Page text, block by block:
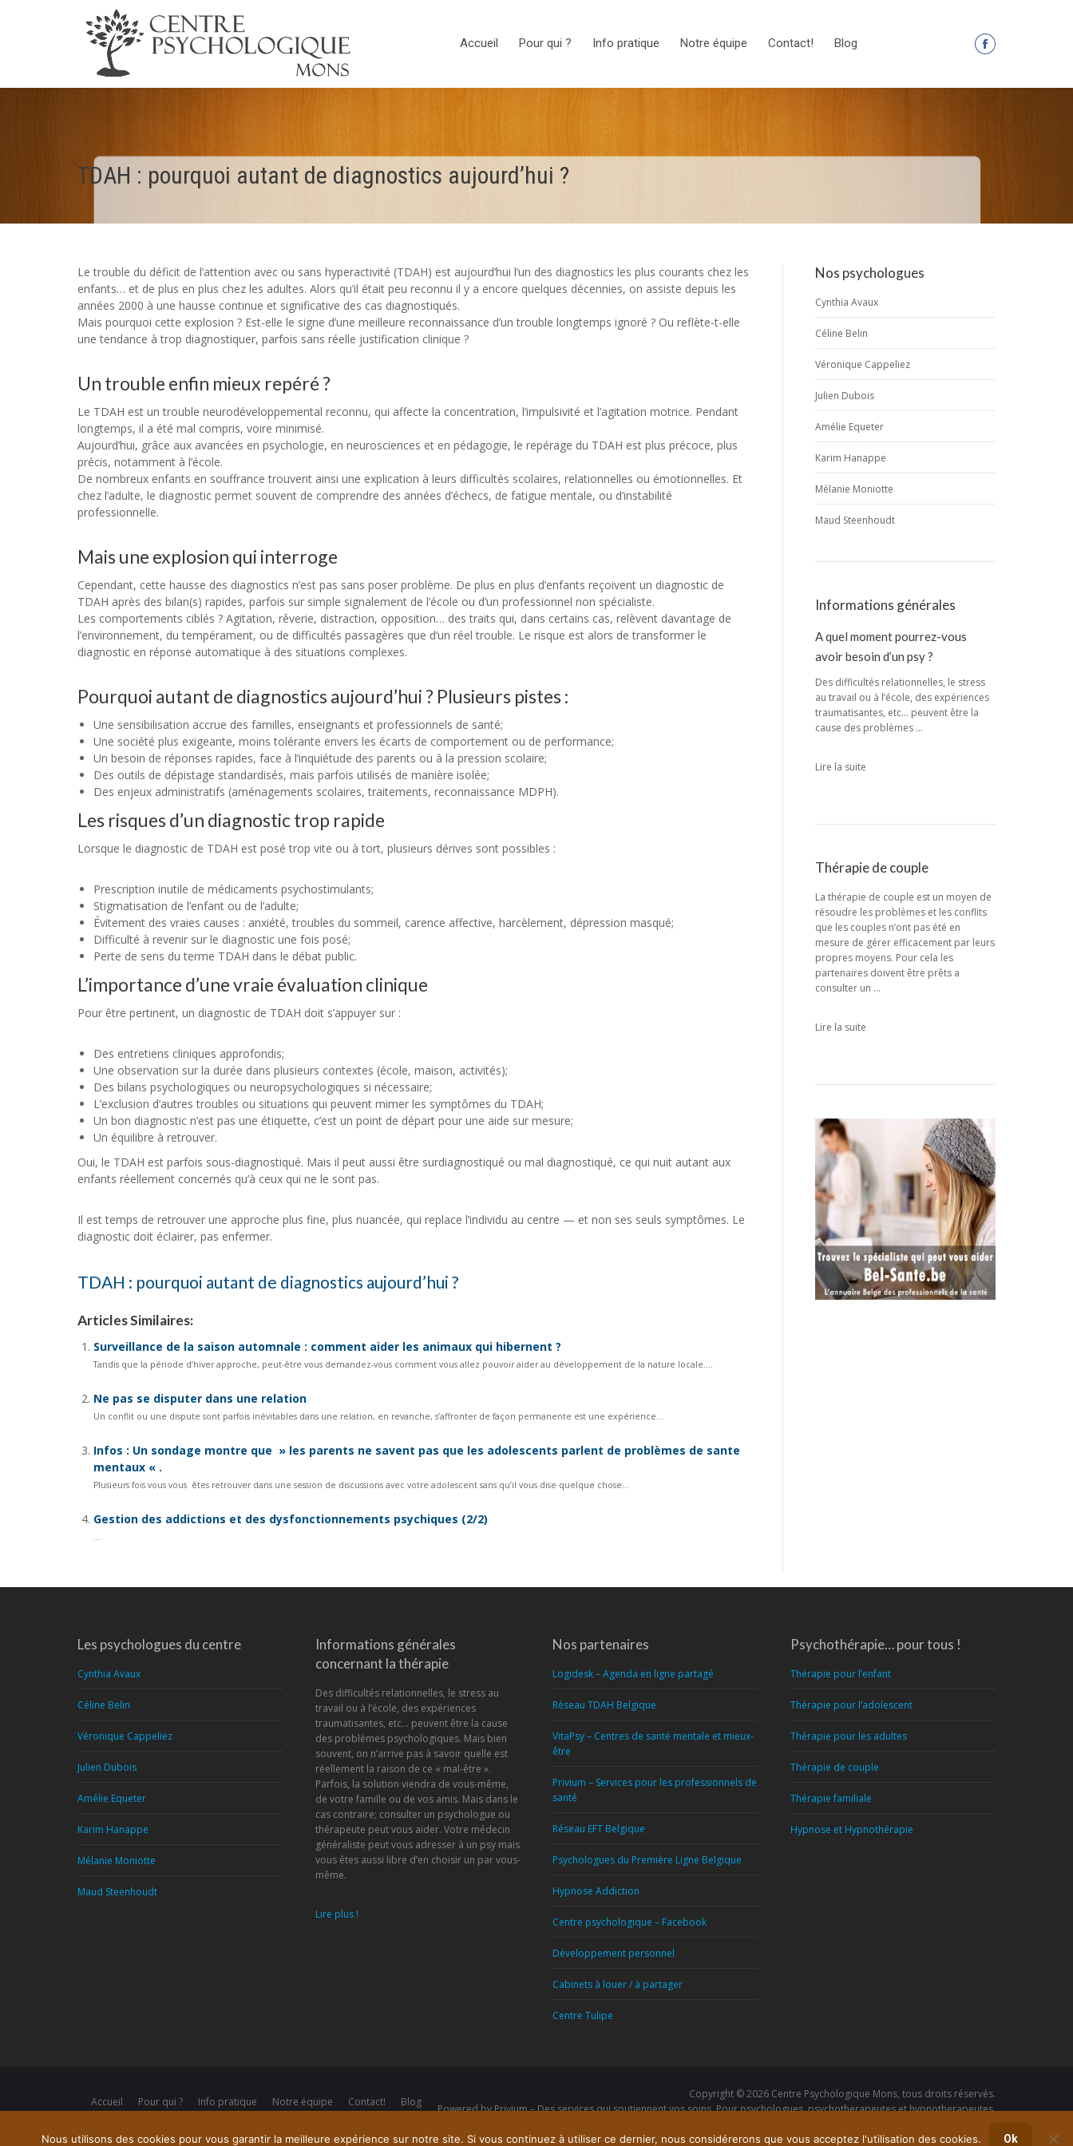
Accueil Pour qui ? Info pratique Notre équipe Contact! Blog
La
TDAH : pourquoi autant de diagnostics aujourd’hui ?
Le trouble du déficit de l’attention avec ou sans hyperactivité (TDAH) est aujourd’hui l’un des diagnostics les plus courants chez les
enfants… et de plus en plus chez les adultes. Alors qu’il était peu reconnu il y a encore quelques décennies, on assiste depuis les
années 2000 à une hausse continue et significative des cas diagnostiqués.
Mais pourquoi cette explosion ? Est-elle le signe d’une meilleure reconnaissance d’un trouble longtemps ignoré ? Ou reflète-t-elle
une tendance à trop diagnostiquer, parfois sans réelle justification clinique ?
Un trouble enfin mieux repéré ?
Le TDAH est un trouble neurodéveloppemental reconnu, qui affecte la concentration, l’impulsivité et l’agitation motrice. Pendant
longtemps, il a été mal compris, voire minimisé.
Aujourd’hui, grâce aux avancées en psychologie, en neurosciences et en pédagogie, le repérage du TDAH est plus précoce, plus
précis, notamment à l’école.
De nombreux enfants en souffrance trouvent ainsi une explication à leurs difficultés scolaires, relationnelles ou émotionnelles. Et
chez l’adulte, le diagnostic permet souvent de comprendre des années d’échecs, de fatigue mentale, ou d’instabilité
professionnelle.
Mais une explosion qui interroge
Cependant, cette hausse des diagnostics n’est pas sans poser problème. De plus en plus d’enfants reçoivent un diagnostic de
TDAH après des bilan(s) rapides, parfois sur simple signalement de l’école ou d’un professionnel non spécialiste.
Les comportements ciblés ? Agitation, rêverie, distraction, opposition… des traits qui, dans certains cas, relèvent davantage de
l’environnement, du tempérament, ou de difficultés passagères que d’un réel trouble. Le risque est alors de transformer le
diagnostic en réponse automatique à des situations complexes.
Pourquoi autant de diagnostics aujourd’hui ? Plusieurs pistes :
Une sensibilisation accrue des familles, enseignants et professionnels de santé;
Une société plus exigeante, moins tolérante envers les écarts de comportement ou de performance;
Un besoin de réponses rapides, face à l’inquiétude des parents ou à la pression scolaire;
Des outils de dépistage standardisés, mais parfois utilisés de manière isolée;
Des enjeux administratifs (aménagements scolaires, traitements, reconnaissance MDPH).
Les risques d’un diagnostic trop rapide
Lorsque le diagnostic de TDAH est posé trop vite ou à tort, plusieurs dérives sont possibles :
Prescription inutile de médicaments psychostimulants;
Stigmatisation de l’enfant ou de l’adulte;
Évitement des vraies causes : anxiété, troubles du sommeil, carence affective, harcèlement, dépression masqué;
Difficulté à revenir sur le diagnostic une fois posé;
Perte de sens du terme TDAH dans le débat public.
L’importance d’une vraie évaluation clinique
Pour être pertinent, un diagnostic de TDAH doit s’appuyer sur :
Des entretiens cliniques approfondis;
Une observation sur la durée dans plusieurs contextes (école, maison, activités);
Des bilans psychologiques ou neuropsychologiques si nécessaire;
L’exclusion d’autres troubles ou situations qui peuvent mimer les symptômes du TDAH;
Un bon diagnostic n’est pas une étiquette, c’est un point de départ pour une aide sur mesure;
Un équilibre à retrouver.
Oui, le TDAH est parfois sous-diagnostiqué. Mais il peut aussi être surdiagnostiqué ou mal diagnostiqué, ce qui nuit autant aux
enfants réellement concernés qu’à ceux qui ne le sont pas.
Il est temps de retrouver une approche plus fine, plus nuancée, qui replace l’individu au centre — et non ses seuls symptômes. Le
diagnostic doit éclairer, pas enfermer.
TDAH : pourquoi autant de diagnostics aujourd’hui ?
Articles Similaires:
Surveillance de la saison automnale : comment aider les animaux qui hibernent ?
Tandis que la période d’hiver approche, peut-être vous demandez-vous comment vous allez pouvoir aider au développement de la nature locale....
Ne pas se disputer dans une relation
Un conflit ou une dispute sont parfois inévitables dans une relation, en revanche, s’affronter de façon permanente est une expérience...
Infos : Un sondage montre que » les parents ne savent pas que les adolescents parlent de problèmes de sante
mentaux « .
Plusieurs fois vous vous êtes retrouver dans une session de discussions avec votre adolescent sans qu’il vous dise quelque chose...
Gestion des addictions et des dysfonctionnements psychiques (2/2)
...
Nos psychologues
Cynthia Avaux
Céline Belin
Véronique Cappeliez
Julien Dubois
Amélie Equeter
Karim Hanappe
Mélanie Moniotte
Maud Steenhoudt
Informations générales
A quel moment pourrez-vous
avoir besoin d’un psy ?
Des difficultés relationnelles, le stress
au travail ou à l’école, des expériences
traumatisantes, etc… peuvent être la
cause des problèmes …
Lire la suite
Thérapie de couple
La thérapie de couple est un moyen de
résoudre les problèmes et les conflits
que les couples n’ont pas été en
mesure de gérer efficacement par leurs
propres moyens. Pour cela les
partenaires doivent être prêts a
consulter un …
Lire la suite
Les psychologues du centre
Cynthia Avaux
Céline Belin
Véronique Cappeliez
Julien Dubois
Amélie Equeter
Karim Hanappe
Mélanie Moniotte
Maud Steenhoudt
Informations générales
concernant la thérapie
Des difficultés relationnelles, le stress au
travail ou à l’école, des expériences
traumatisantes, etc… peuvent être la cause
des problèmes psychologiques. Mais bien
souvent, on n’arrive pas à savoir quelle est
réellement la raison de ce « mal-être ».
Parfois, la solution viendra de vous-même,
de votre famille ou de vos amis. Mais dans le
cas contraire; consulter un psychologue ou
thérapeute peut vous aider. Votre médecin
généraliste peut vous adresser à un psy mais
vous êtes aussi libre d’en choisir un par vous-
même.
Lire plus !
Nos partenaires
Logidesk – Agenda en ligne partagé
Réseau TDAH Belgique
VitaPsy – Centres de santé mentale et mieux-
être
Privium – Services pour les professionnels de
santé
Réseau EFT Belgique
Psychologues du Première Ligne Belgique
Hypnose Addiction
Centre psychologique – Facebook
Développement personnel
Cabinets à louer / à partager
Centre Tulipe
Psychothérapie… pour tous !
Thérapie pour l’enfant
Thérapie pour l’adolescent
Thérapie pour les adultes
Thérapie de couple
Thérapie familiale
Hypnose et Hypnothérapie
Accueil Pour qui ? Info pratique Notre équipe Contact! Blog
Copyright © 2026 Centre Psychologique Mons, tous droits réservés.
Powered byPrivium – Des services qui soutiennent vos soins. Pour psychologues, psychotherapeutes et hypnotherapeutes.
médecin, psychologue, psychiatre, santé mentale
Nous utilisons des cookies pour vous garantir la meilleure expérience sur notre site. Si vous continuez à utiliser ce dernier, nous considérerons que vous acceptez l'utilisation des cookies. Ok